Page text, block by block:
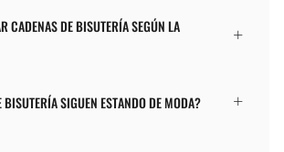
CADENAS DE BISUTERÍA SEGÚN LA
BISUTERÍA SIGUEN ESTANDO DE MODA?